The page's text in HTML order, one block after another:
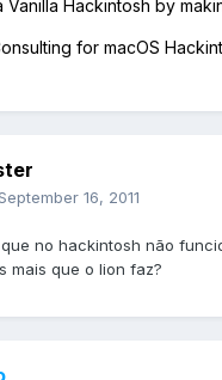
Vanilla Hackintosh by
for macOS
16, 2011
no hackintosh não
mais que o lion faz?